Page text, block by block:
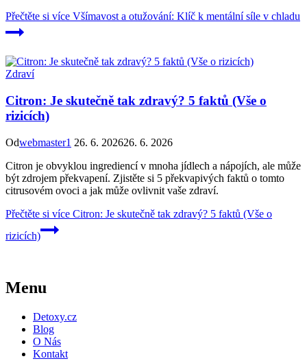
Přečtěte si více Všímavost a otužování: Klíč k mentální síle v chladu
Zdraví
Citron: Je skutečně tak zdravý? 5 faktů (Vše o
rizicích)
Odwebmaster1 26. 6. 202626. 6. 2026
Citron je obvyklou ingrediencí v mnoha jídlech a nápojích, ale může
být zdrojem překvapení. Zjistěte si 5 překvapivých faktů o tomto
citrusovém ovoci a jak může ovlivnit vaše zdraví.
Přečtěte si více Citron: Je skutečně tak zdravý? 5 faktů (Vše o
rizicích)
Menu
Detoxy.cz
Blog
O Nás
Kontakt